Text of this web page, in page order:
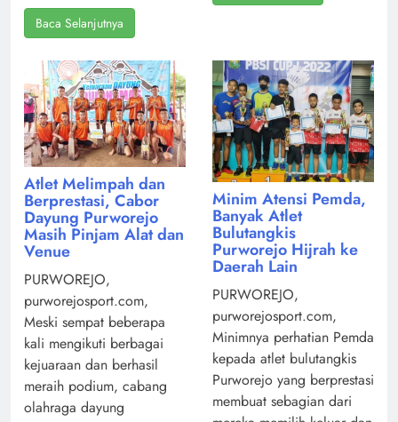
Baca Selanjutnya
Atlet Melimpah dan
Berprestasi, Cabor
Dayung Purworejo
Masih Pinjam Alat dan
Venue
PURWOREJO,
purworejosport.com,
Meski sempat beberapa
kali mengikuti berbagai
kejuaraan dan berhasil
meraih podium, cabang
olahraga dayung
Minim Atensi Pemda,
Banyak Atlet
Bulutangkis
Purworejo Hijrah ke
Daerah Lain
PURWOREJO,
purworejosport.com,
Minimnya perhatian Pemda
kepada atlet bulutangkis
Purworejo yang berprestasi
membuat sebagian dari